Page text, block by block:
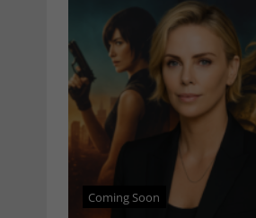
Coming Soon